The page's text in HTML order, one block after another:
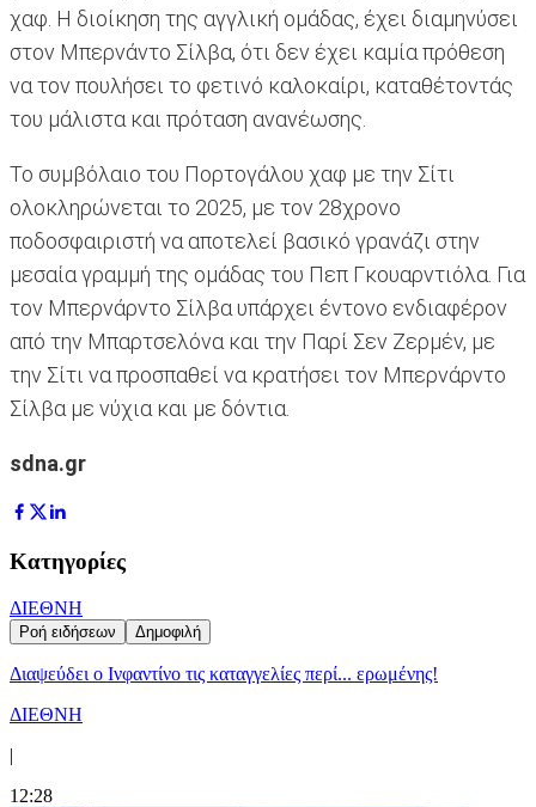
χαφ. Η διοίκηση της αγγλική ομάδας, έχει διαμηνύσει
στον Μπερνάντο Σίλβα, ότι δεν έχει καμία πρόθεση
να τον πουλήσει το φετινό καλοκαίρι, καταθέτοντάς
του μάλιστα και πρόταση ανανέωσης.
Το συμβόλαιο του Πορτογάλου χαφ με την Σίτι
ολοκληρώνεται το 2025, με τον 28χρονο
ποδοσφαιριστή να αποτελεί βασικό γρανάζι στην
μεσαία γραμμή της ομάδας του Πεπ Γκουαρντιόλα. Για
τον Μπερνάρντο Σίλβα υπάρχει έντονο ενδιαφέρον
από την Μπαρτσελόνα και την Παρί Σεν Ζερμέν, με
την Σίτι να προσπαθεί να κρατήσει τον Μπερνάρντο
Σίλβα με νύχια και με δόντια.
sdna.gr
Κατηγορίες
ΔΙΕΘΝΗ
Ροή ειδήσεων Δημοφιλή
Διαψεύδει ο Ινφαντίνο τις καταγγελίες περί... ερωμένης!
ΔΙΕΘΝΗ
|
12:28